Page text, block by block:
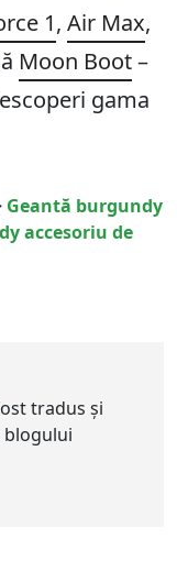
1, Air Max,
Moon Boot–
gama
Geantă burgundy
accesoriu de
tradus și
blogului